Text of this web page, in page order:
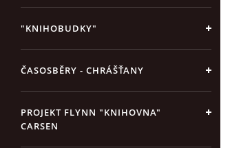
"KNIHOBUDKY"
ČASOSBĚRY - CHRÁŠŤANY
PROJEKT FLYNN "KNIHOVNA"
CARSEN